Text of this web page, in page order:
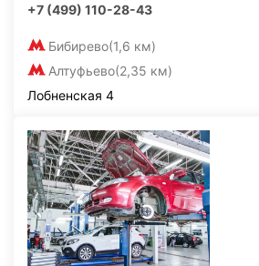
+7 (499) 110-28-43
Бибирево(1,6 км)
Алтуфьево(2,35 км)
Лобненская 4